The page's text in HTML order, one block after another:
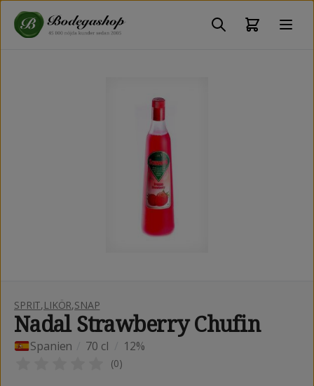
SPRIT,LIKÖR,SNAP
Nadal Strawberry Chufin
Spanien 70 cl 12%
(0)